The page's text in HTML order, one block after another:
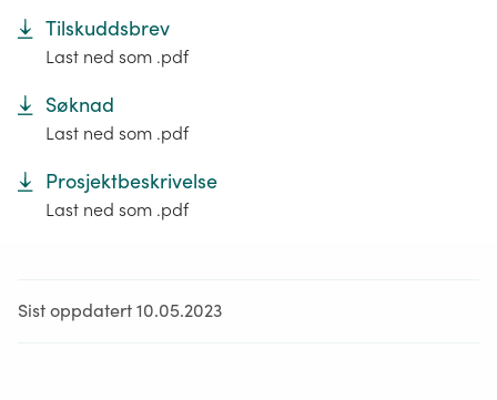
Tilskuddsbrev
Last ned som .pdf
Søknad
Last ned som .pdf
Prosjektbeskrivelse
Last ned som .pdf
Sist oppdatert 10.05.2023